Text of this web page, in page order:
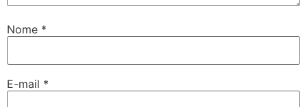
Nome *
E-mail *